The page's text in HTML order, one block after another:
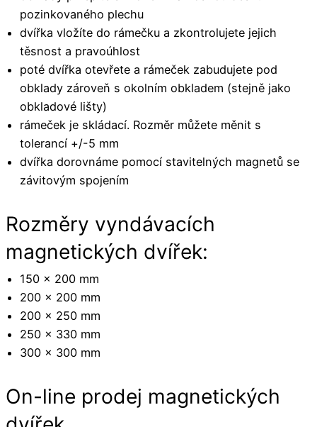
pozinkovaného plechu
dvířka vložíte do rámečku a zkontrolujete jejich
těsnost a pravoúhlost
poté dvířka otevřete a rámeček zabudujete pod
obklady zároveň s okolním obkladem (stejně jako
obkladové lišty)
rámeček je skládací. Rozměr můžete měnit s
tolerancí +/-5 mm
dvířka dorovnáme pomocí stavitelných magnetů se
závitovým spojením
Rozměry vyndávacích
magnetických dvířek:
150 x 200 mm
200 x 200 mm
200 x 250 mm
250 x 330 mm
300 x 300 mm
On-line prodej magnetických